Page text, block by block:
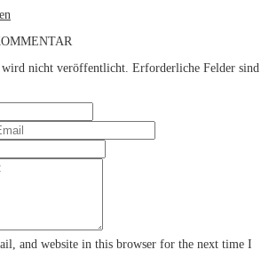
nicht veröffentlicht. Erforderliche Felder sind
and website in this browser for the next time I